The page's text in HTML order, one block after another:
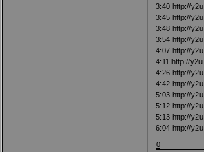
3:40 http://
3:45 http://
3:48 http://
3:54 http://
4:07 http://
4:11 http://
4:26 http://
4:42 http://
5:03 http://
5:12 http://
5:13 http://
6:04 http://
0